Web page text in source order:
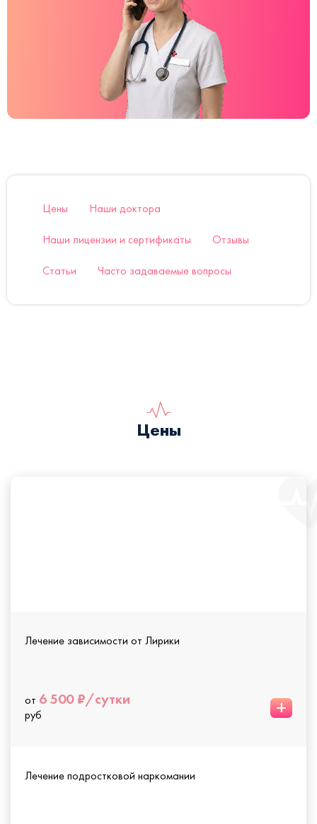
Цены Наши доктора
Наши лицензии и сертификаты Отзывы
Статьи Часто задаваемые вопросы
Цены
Лечение зависимости от Лирики
от 6 500 ₽/сутки
руб +
Лечение подростковой наркомании